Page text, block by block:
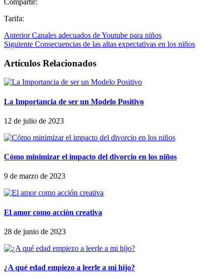
Compartir:
Tarifa:
Anterior Canales adecuados de Youtube para niños
Siguiente Consecuencias de las altas expectativas en los niños
Artículos Relacionados
La Importancia de ser un Modelo Positivo
12 de julio de 2023
Cómo minimizar el impacto del divorcio en los niños
9 de marzo de 2023
El amor como acción creativa
28 de junio de 2023
¿A qué edad empiezo a leerle a mi hijo?